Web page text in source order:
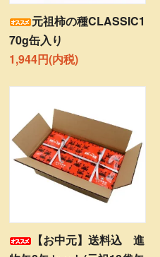
元祖柿の種CLASSIC1
70g缶入り
1,944円(内税)
【お中元】送料込 進